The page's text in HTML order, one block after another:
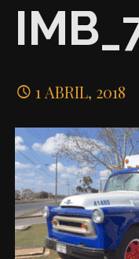
1 ABRIL, 2018